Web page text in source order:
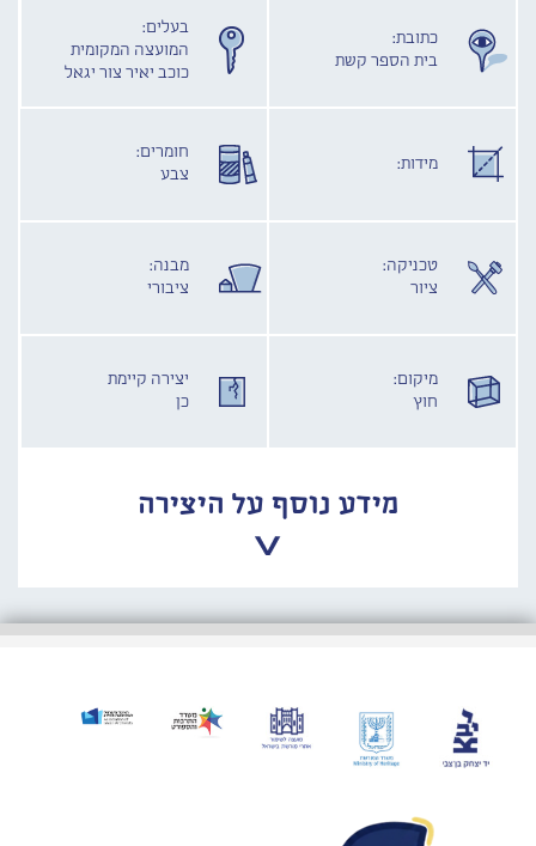
כתובת:
בית הספר קשת
בעלים:
המועצה המקומית
כוכב יאיר צור יגאל
מידות:
חומרים:
צבע
טכניקה:
ציור
מבנה:
ציבורי
מיקום:
חוץ
יצירה קיימת
כן
מידע נוסף על היצירה